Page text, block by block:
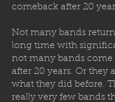
comeback after 20
Not many bands
long time with
not many bands come
after 20 years. Or they
what they did before.
really very few bands